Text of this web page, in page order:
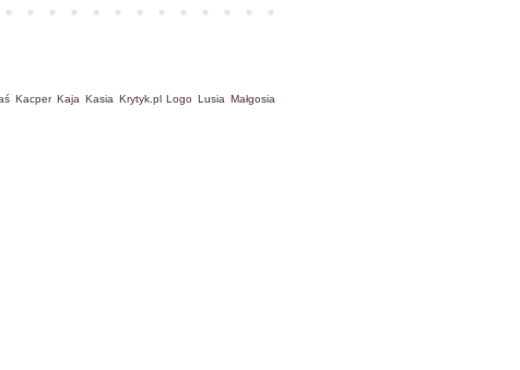
Kacper Kaja Kasia Krytyk.pl Logo Lusia Małgosia